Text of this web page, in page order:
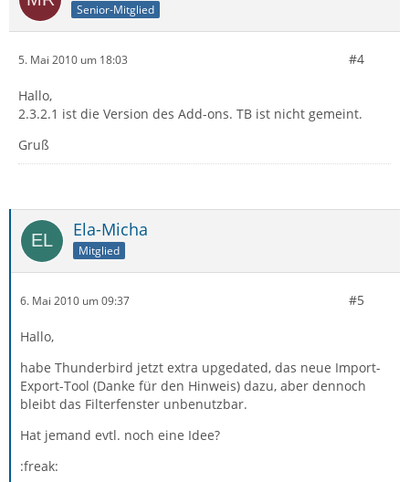
Senior-Mitglied
5. Mai 2010 um 18:03 #4
Hallo,
2.3.2.1 ist die Version des Add-ons. TB ist nicht gemeint.
Gruß
Ela-Micha
Mitglied
6. Mai 2010 um 09:37 #5
Hallo,
habe Thunderbird jetzt extra upgedated, das neue Import-
Export-Tool (Danke für den Hinweis) dazu, aber dennoch
bleibt das Filterfenster unbenutzbar.
Hat jemand evtl. noch eine Idee?
:freak: